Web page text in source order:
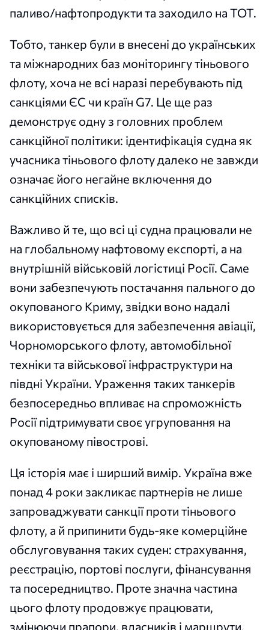
паливо/нафтопродукти та заходило на ТОТ.
Тобто, танкер були в внесені до українських
та міжнародних баз моніторингу тіньового
флоту, хоча не всі наразі перебувають під
санкціями ЄС чи країн G7. Це ще раз
демонструє одну з головних проблем
санкційної політики: ідентифікація судна як
учасника тіньового флоту далеко не завжди
означає його негайне включення до
санкційних списків.
Важливо й те, що всі ці судна працювали не
на глобальному нафтовому експорті, а на
внутрішній військовій логістиці Росії. Саме
вони забезпечують постачання пального до
окупованого Криму, звідки воно надалі
використовується для забезпечення авіації,
Чорноморського флоту, автомобільної
техніки та військової інфраструктури на
півдні України. Ураження таких танкерів
безпосередньо впливає на спроможність
Росії підтримувати своє угруповання на
окупованому півострові.
Ця історія має і ширший вимір. Україна вже
понад 4 роки закликає партнерів не лише
запроваджувати санкції проти тіньового
флоту, а й припинити будь-яке комерційне
обслуговування таких суден: страхування,
реєстрацію, портові послуги, фінансування
та посередництво. Проте значна частина
цього флоту продовжує працювати,
змінюючи прапори, власників і маршрути.